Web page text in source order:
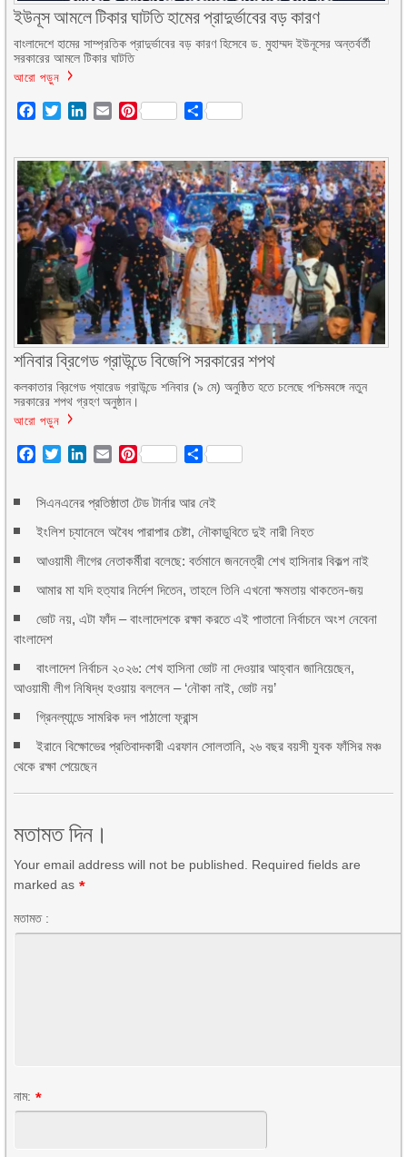
ইউনূস আমলে টিকার ঘাটতি হামের প্রাদুর্ভাবের বড় কারণ
বাংলাদেশে হামের সাম্প্রতিক প্রাদুর্ভাবের বড় কারণ হিসেবে ড. মুহাম্মদ ইউনূসের অন্তর্বর্তী
সরকারের আমলে টিকার ঘাটতি
আরো পড়ুন
Facebook
TwitterLinkedIn
EmailPinterest Share
শনিবার ব্রিগেড গ্রাউন্ডে বিজেপি সরকারের শপথ
কলকাতার ব্রিগেড প্যারেড গ্রাউন্ডে শনিবার (৯ মে) অনুষ্ঠিত হতে চলেছে পশ্চিমবঙ্গে নতুন
সরকারের শপথ গ্রহণ অনুষ্ঠান।
আরো পড়ুন
Facebook
TwitterLinkedIn
EmailPinterest Share
সিএনএনের প্রতিষ্ঠাতা টেড টার্নার আর নেই
ইংলিশ চ্যানেলে অবৈধ পারাপার চেষ্টা, নৌকাডুবিতে দুই নারী নিহত
আওয়ামী লীগের নেতাকর্মীরা বলেছে: বর্তমানে জননেত্রী শেখ হাসিনার বিকল্প নাই
আমার মা যদি হত্যার নির্দেশ দিতেন, তাহলে তিনি এখনো ক্ষমতায় থাকতেন-জয়
ভোট নয়, এটা ফাঁদ – বাংলাদেশকে রক্ষা করতে এই পাতানো নির্বাচনে অংশ নেবেনা
বাংলাদেশ
বাংলাদেশ নির্বাচন ২০২৬: শেখ হাসিনা ভোট না দেওয়ার আহ্বান জানিয়েছেন,
আওয়ামী লীগ নিষিদ্ধ হওয়ায় বললেন – ‘নৌকা নাই, ভোট নয়’
গ্রিনল্যান্ডে সামরিক দল পাঠালো ফ্রান্স
ইরানে বিক্ষোভের প্রতিবাদকারী এরফান সোলতানি, ২৬ বছর বয়সী যুবক ফাঁসির মঞ্চ
থেকে রক্ষা পেয়েছেন
মতামত দিন।
Your email address will not be published. Required fields are
marked as *
মতামত :
নাম: *